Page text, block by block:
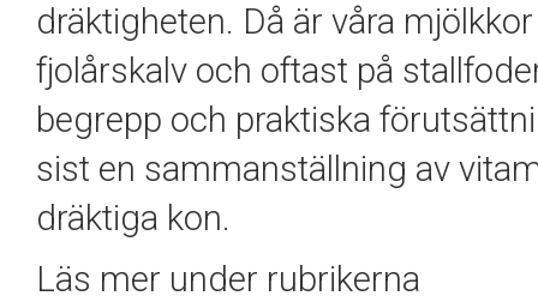
dräktigheten. Då är våra
fjolårskalv och oftast på
begrepp och praktiska
sist en sammanställning av
dräktiga kon.
Läs mer under rubrikerna